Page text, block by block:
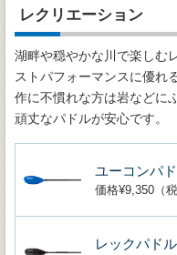
レクリエーション
湖畔や穏やかな川で楽しむ
ストパフォーマンスに優れ
作に不慣れな方は岩などに
頑丈なパドルが安心です。
ユーコンパ
価格¥9,350（税
レックパド